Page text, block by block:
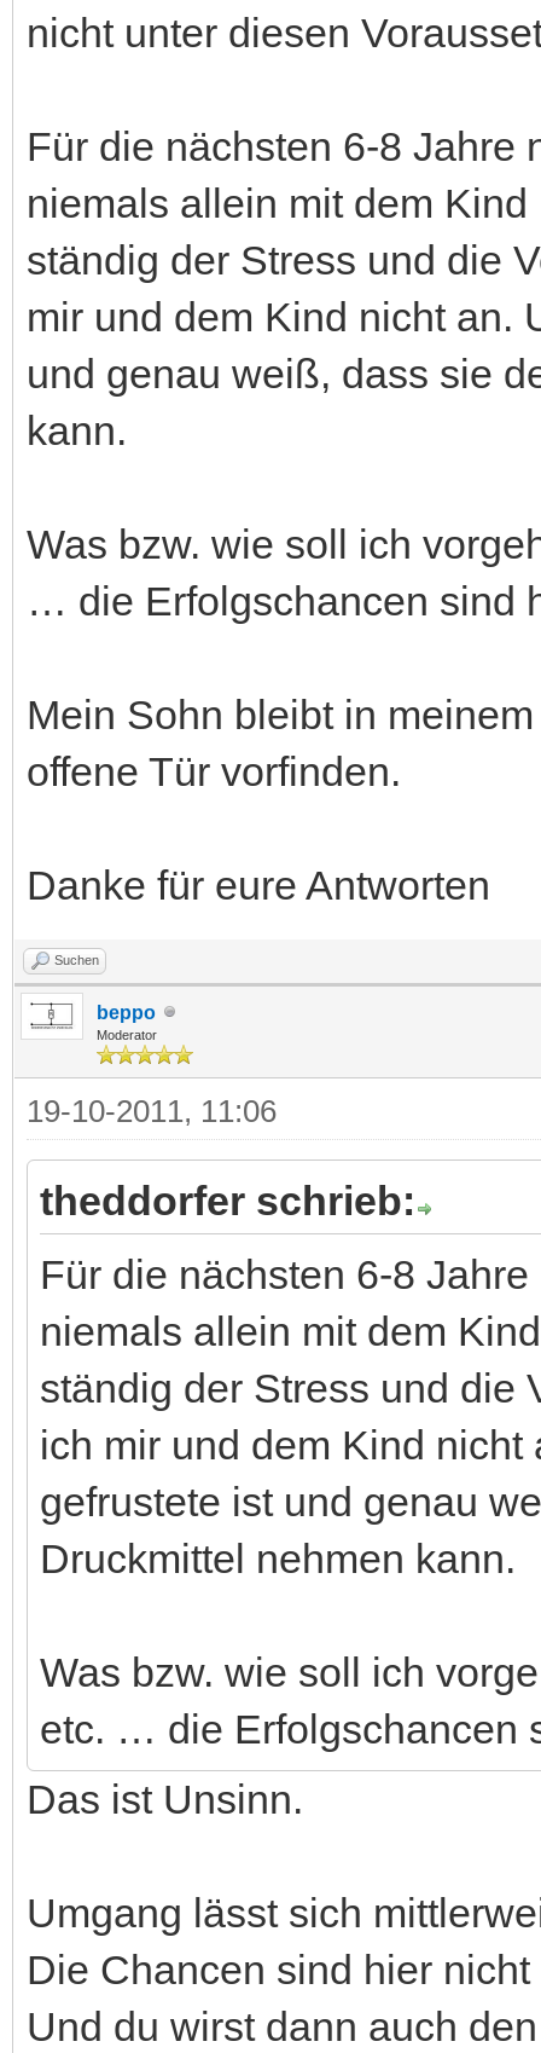
nicht unter diesen
Für die nächsten 6-8 Jahre
niemals allein mit dem
ständig der Stress und die
mir und dem Kind nicht an.
und genau weiß, dass sie
kann.
Was bzw. wie soll ich
… die Erfolgschancen sind
Mein Sohn bleibt in
offene Tür vorfinden.
Danke für eure Antworten
Suchen
beppo
Moderator
19-10-2011, 11:06
theddorfer schrieb:
Für die nächsten 6-8
niemals allein mit dem
ständig der Stress und die
ich mir und dem Kind
gefrustete ist und genau
Druckmittel nehmen kann.
Was bzw. wie soll ich
etc. … die Erfolgschancen
Das ist Unsinn.
Umgang lässt sich
Die Chancen sind hier
Und du wirst dann auch